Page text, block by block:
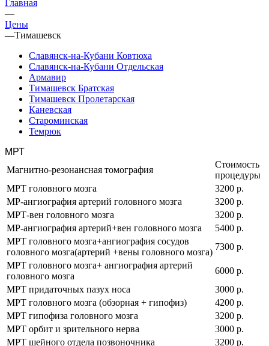
Главная
—
Цены
—Тимашевск
Славянск-на-Кубани Ковтюха
Славянск-на-Кубани Отдельская
Армавир
Тимашевск Братская
Тимашевск Пролетарская
Каневская
Староминская
Темрюк
МРТ
Магнитно-резонансная томография
Стоимость
процедуры
МРТ головного мозга
3200 р.
МР-ангиография артерий головного мозга
3200 р.
МРТ-вен головного мозга
3200 р.
МР-ангиография артерий+вен головного мозга
5400 р.
МРТ головного мозга+ангиография сосудов
головного мозга(артерий +вены головного мозга)
7300 р.
МРТ головного мозга+ ангиография артерий
головного мозга
6000 р.
МРТ придаточных пазух носа
3000 р.
МРТ головного мозга (обзорная + гипофиз)
4200 р.
МРТ гипофиза головного мозга
3200 р.
МРТ орбит и зрительного нерва
3000 р.
МРТ шейного отдела позвоночника
3200 р.